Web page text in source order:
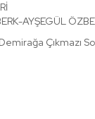
AYŞEGÜL
Çıkmazı